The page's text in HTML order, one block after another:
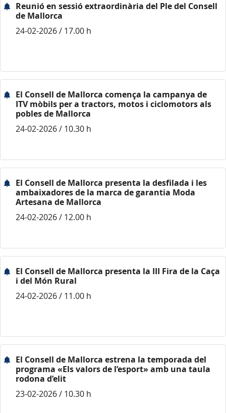
Reunió en sessió extraordinària del Ple del Consell
de Mallorca
24-02-2026 / 17.00 h
El Consell de Mallorca comença la campanya de
ITV mòbils per a tractors, motos i ciclomotors als
pobles de Mallorca
24-02-2026 / 10.30 h
El Consell de Mallorca presenta la desfilada i les
ambaixadores de la marca de garantia Moda
Artesana de Mallorca
24-02-2026 / 12.00 h
El Consell de Mallorca presenta la III Fira de la Caça
i del Món Rural
24-02-2026 / 11.00 h
El Consell de Mallorca estrena la temporada del
programa «Els valors de l’esport» amb una taula
rodona d’elit
23-02-2026 / 10.30 h